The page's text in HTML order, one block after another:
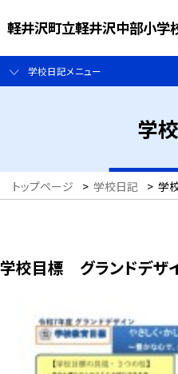
軽井沢町立軽井沢中部小学
学校日記メニュー
学
トップページ > 学校日記 > 学
学校目標 グランドデザ